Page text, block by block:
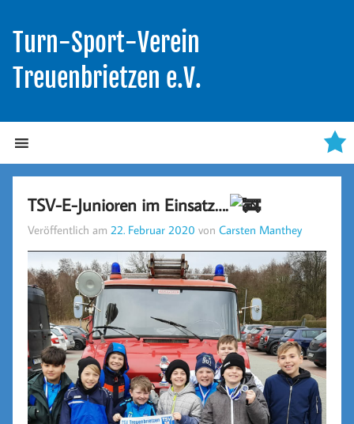
Turn-Sport-Verein
Treuenbrietzen e.V.
TSV-E-Junioren im Einsatz….
Veröffentlich am 22. Februar 2020 vonCarsten Manthey